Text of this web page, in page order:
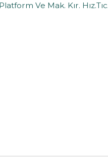
Ve Mak. Kır.